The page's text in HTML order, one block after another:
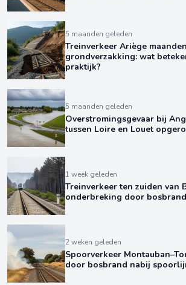
5 maanden geleden
Treinverkeer Ariège
grondverzakking: wat
praktijk?
5 maanden geleden
Overstromingsgevaar bij
tussen Loire en Louet
1 week geleden
Treinverkeer ten zuiden van
onderbreking door
2 weken geleden
Spoorverkeer
door bosbrand nabij